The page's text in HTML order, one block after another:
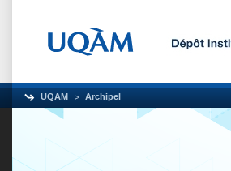
UQAM Archipel